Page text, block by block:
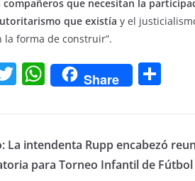
compañeros que necesitan la
que existía y el
la forma de construir”.
T
er
W
h
s
A
Share
p
ar
La intendenta Rupp encabezó
para Torneo Infantil de Fútbol